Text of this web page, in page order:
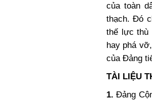
của toàn
thạch. Đó
thế lực thù
hay phá
của Đảng
TÀI LIỆU
1.Đảng